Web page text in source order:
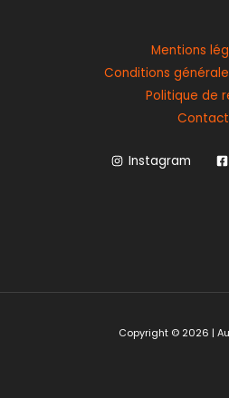
Mentions
Conditions
Politique de
Contact
Instagram
Copyright © 2026 |